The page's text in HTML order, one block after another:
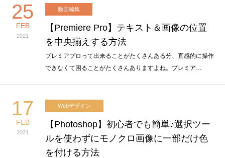
25
FEB
2021
動画編集
【Premiere Pro】テキスト＆画像の位置
を中央揃えする方法
プレミアプロって出来ることがたくさんある分、直感的に操作
できなくて困ることがたくさんありますよね。プレミア…
17
FEB
2021
Webデザイン
【Photoshop】初心者でも簡単♪選択ツー
ルを使わずにモノクロ画像に一部だけ色
を付ける方法